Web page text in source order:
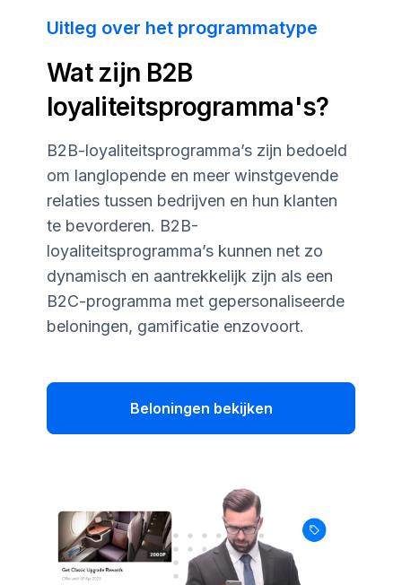
Uitleg over het programmatype
Wat zijn B2B
loyaliteitsprogramma's?
B2B-loyaliteitsprogramma’s zijn bedoeld
om langlopende en meer winstgevende
relaties tussen bedrijven en hun klanten
te bevorderen. B2B-
loyaliteitsprogramma’s kunnen net zo
dynamisch en aantrekkelijk zijn als een
B2C-programma met gepersonaliseerde
beloningen, gamificatie enzovoort.
Beloningen bekijken